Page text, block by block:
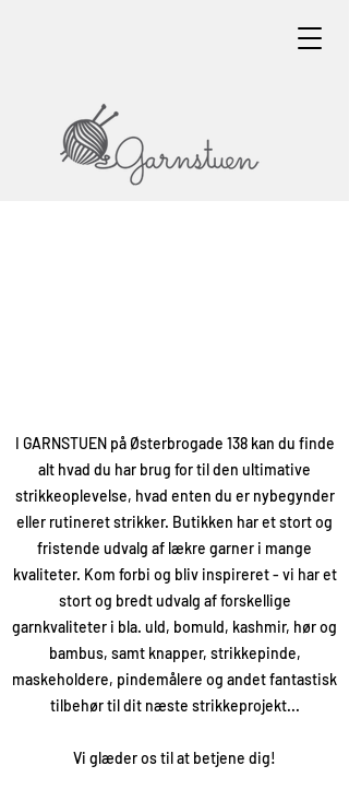
I GARNSTUEN på Østerbrogade 138 kan du finde
alt hvad du har brug for til den ultimative
strikkeoplevelse, hvad enten du er nybegynder
eller rutineret strikker. Butikken har et stort og
fristende udvalg af lækre garner i mange
kvaliteter. Kom forbi og bliv inspireret - vi har et
stort og bredt udvalg af forskellige
garnkvaliteter i bla. uld, bomuld, kashmir, hør og
bambus, samt knapper, strikkepinde,
maskeholdere, pindemålere og andet fantastisk
tilbehør til dit næste strikkeprojekt...
Vi glæder os til at betjene dig!